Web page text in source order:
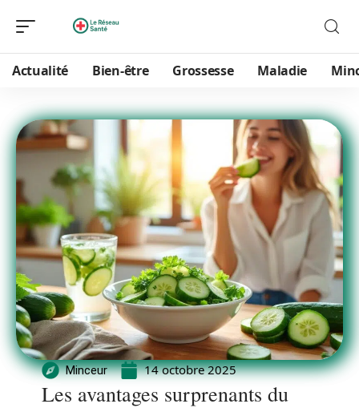
Actualité Bien-être Grossesse Maladie
Minceur 14 octobre 2025
Les avantages surprenants du